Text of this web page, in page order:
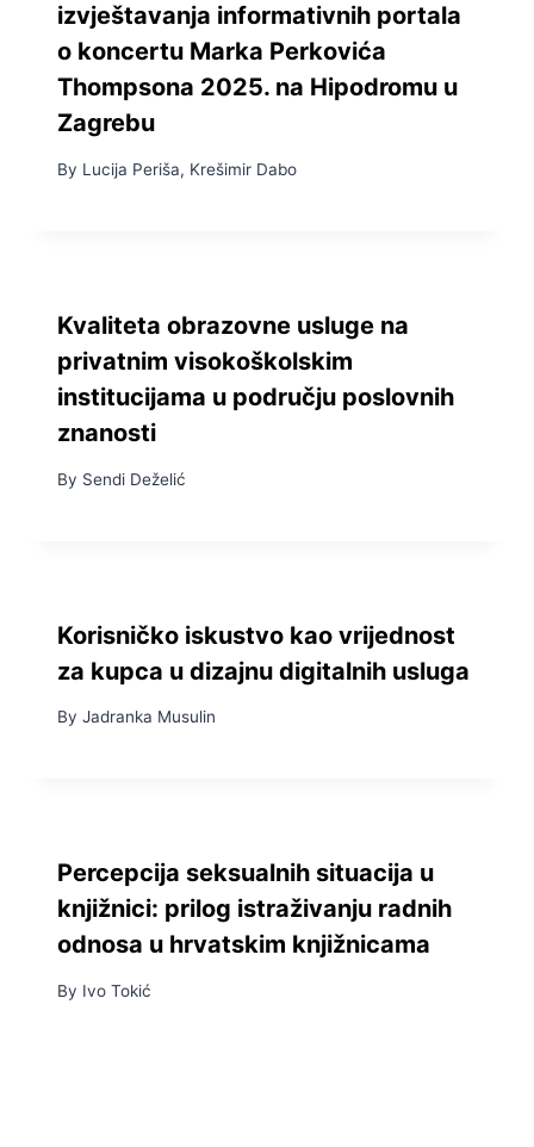
izvještavanja informativnih portala
o koncertu Marka Perkovića
Thompsona 2025. na Hipodromu u
Zagrebu
By Lucija Periša, Krešimir Dabo
Kvaliteta obrazovne usluge na
privatnim visokoškolskim
institucijama u području poslovnih
znanosti
By Sendi Deželić
Korisničko iskustvo kao vrijednost
za kupca u dizajnu digitalnih usluga
By Jadranka Musulin
Percepcija seksualnih situacija u
knjižnici: prilog istraživanju radnih
odnosa u hrvatskim knjižnicama
By Ivo Tokić